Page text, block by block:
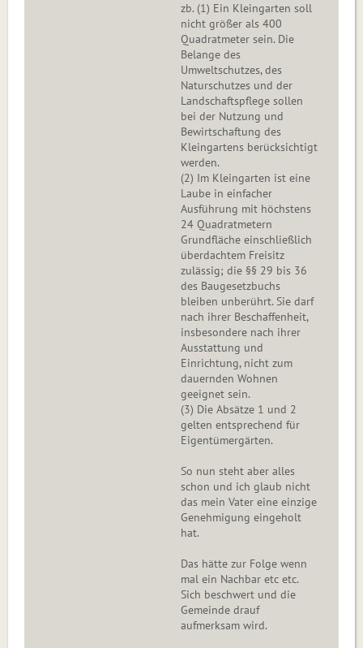
zb. (1) Ein Kleingarten soll
nicht größer als 400
Quadratmeter sein. Die
Belange des
Umweltschutzes, des
Naturschutzes und der
Landschaftspflege sollen
bei der Nutzung und
Bewirtschaftung des
Kleingartens berücksichtigt
werden.
(2) Im Kleingarten ist eine
Laube in einfacher
Ausführung mit höchstens
24 Quadratmetern
Grundfläche einschließlich
überdachtem Freisitz
zulässig; die §§ 29 bis 36
des Baugesetzbuchs
bleiben unberührt. Sie darf
nach ihrer Beschaffenheit,
insbesondere nach ihrer
Ausstattung und
Einrichtung, nicht zum
dauernden Wohnen
geeignet sein.
(3) Die Absätze 1 und 2
gelten entsprechend für
Eigentümergärten.
So nun steht aber alles
schon und ich glaub nicht
das mein Vater eine einzige
Genehmigung eingeholt
hat.
Das hätte zur Folge wenn
mal ein Nachbar etc etc.
Sich beschwert und die
Gemeinde drauf
aufmerksam wird.